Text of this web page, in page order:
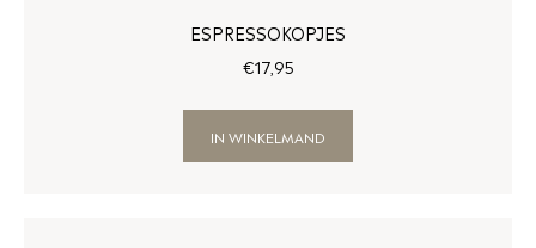
ESPRESSOKOPJES
€17, 95
IN WINKELMAND